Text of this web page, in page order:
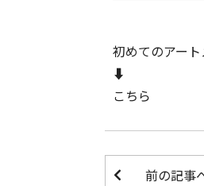
初めてのアー
⬇︎
こちら
前の記事